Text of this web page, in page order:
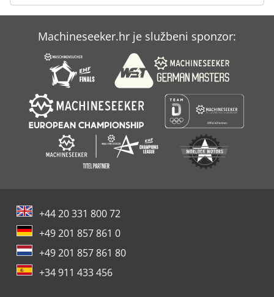
Machineseeker.hr je službeni sponzor:
+44 20 331 800 72
+49 201 857 861 0
+49 201 857 861 80
+34 911 433 456